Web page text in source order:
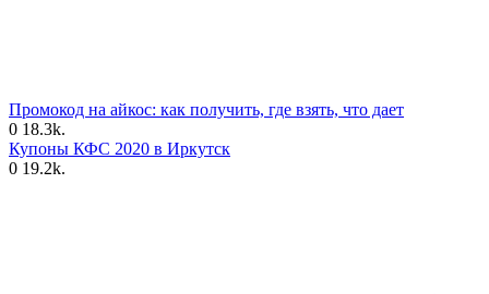
Промокод на айкос: как получить, где взять, что дает
0 18.3k.
Купоны КФС 2020 в Иркутск
0 19.2k.